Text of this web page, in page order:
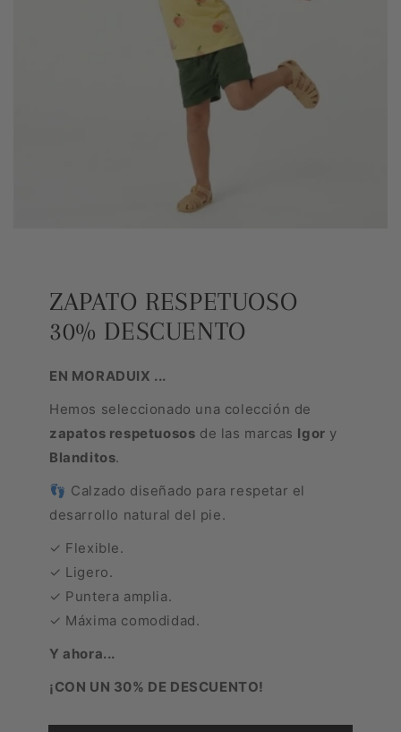
ZAPATO RESPETUOSO
30% DESCUENTO
EN MORADUIX ...
Hemos seleccionado una colección de
zapatos respetuosos de las marcas Igor y
Blanditos.
👣 Calzado diseñado para respetar el
desarrollo natural del pie.
✓ Flexible.
✓ Ligero.
✓ Puntera amplia.
✓ Máxima comodidad.
Y ahora...
¡CON UN 30% DE DESCUENTO!